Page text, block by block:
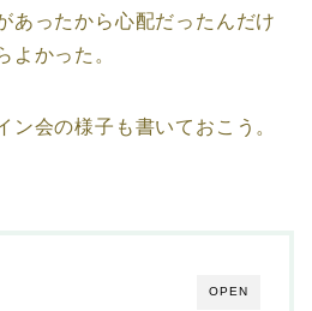
あったから心配だったんだけ
よかった。
ン会の様子も書いておこう。
OPEN